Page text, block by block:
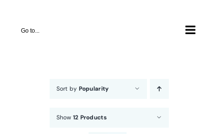
content
Go to...
Sort by Popularity
Show 12 Products